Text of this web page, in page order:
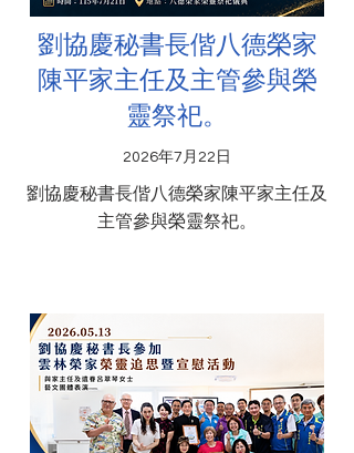
劉協慶秘書長偕八德榮家
陳平家主任及主管參與榮
靈祭祀。
2026年7月22日
劉協慶秘書長偕八德榮家陳平家主任及
主管參與榮靈祭祀。